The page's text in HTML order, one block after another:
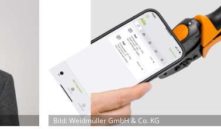
Bild: Weidmüller GmbH & Co. KG